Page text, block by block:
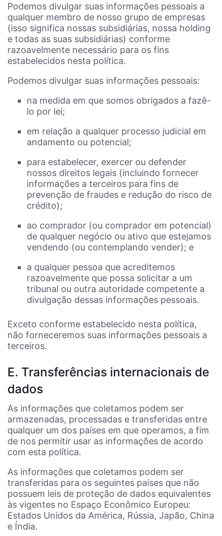
Podemos divulgar suas informações pessoais a
qualquer membro de nosso grupo de empresas
(isso significa nossas subsidiárias, nossa holding
e todas as suas subsidiárias) conforme
razoavelmente necessário para os fins
estabelecidos nesta política.
Podemos divulgar suas informações pessoais:
na medida em que somos obrigados a fazê-
lo por lei;
em relação a qualquer processo judicial em
andamento ou potencial;
para estabelecer, exercer ou defender
nossos direitos legais (incluindo fornecer
informações a terceiros para fins de
prevenção de fraudes e redução do risco de
crédito);
ao comprador (ou comprador em potencial)
de qualquer negócio ou ativo que estejamos
vendendo (ou contemplando vender); e
a qualquer pessoa que acreditemos
razoavelmente que possa solicitar a um
tribunal ou outra autoridade competente a
divulgação dessas informações pessoais.
Exceto conforme estabelecido nesta política,
não forneceremos suas informações pessoais a
terceiros.
E. Transferências internacionais de
dados
As informações que coletamos podem ser
armazenadas, processadas e transferidas entre
qualquer um dos países em que operamos, a fim
de nos permitir usar as informações de acordo
com esta política.
As informações que coletamos podem ser
transferidas para os seguintes países que não
possuem leis de proteção de dados equivalentes
às vigentes no Espaço Econômico Europeu:
Estados Unidos da América, Rússia, Japão, China
e Índia.